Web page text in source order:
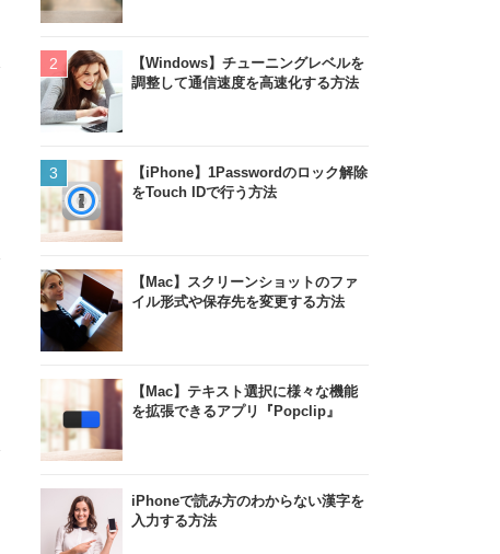
【Windows】チューニングレベルを
調整して通信速度を高速化する方法
【iPhone】1Passwordのロック解除
をTouch IDで行う方法
【Mac】スクリーンショットのファ
イル形式や保存先を変更する方法
【Mac】テキスト選択に様々な機能
を拡張できるアプリ『Popclip』
iPhoneで読み方のわからない漢字を
入力する方法